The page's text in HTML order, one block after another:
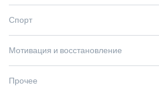
Спорт
Мотивация и восстановление
Прочее